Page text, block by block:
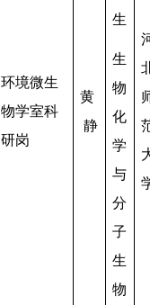
环境微生
物学室科
研岗
黄
静
生
生
物
化
学
与
分
子
生
物